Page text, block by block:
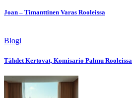
Joan – Timanttinen Varas Rooleissa
Blogi
Tähdet Kertovat, Komisario Palmu Rooleissa